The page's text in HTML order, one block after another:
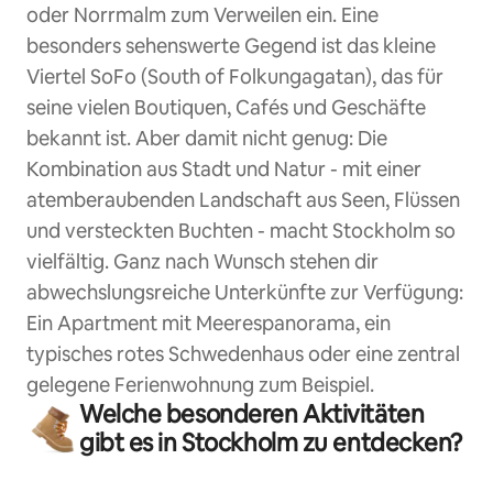
oder Norrmalm zum Verweilen ein. Eine
besonders sehenswerte Gegend ist das kleine
Viertel SoFo (South of Folkungagatan), das für
seine vielen Boutiquen, Cafés und Geschäfte
bekannt ist. Aber damit nicht genug: Die
Kombination aus Stadt und Natur - mit einer
atemberaubenden Landschaft aus Seen, Flüssen
und versteckten Buchten - macht Stockholm so
vielfältig. Ganz nach Wunsch stehen dir
abwechslungsreiche Unterkünfte zur Verfügung:
Ein Apartment mit Meerespanorama, ein
typisches rotes Schwedenhaus oder eine zentral
gelegene Ferienwohnung zum Beispiel.
Welche besonderen Aktivitäten
gibt es in Stockholm zu entdecken?